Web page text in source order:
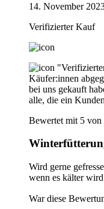
14. November
Verifizierter Kauf
Käufer:innen
bei uns gekauft
alle, die ein
Bewertet mit 5 von
Wird gerne
wenn es kälter
War diese